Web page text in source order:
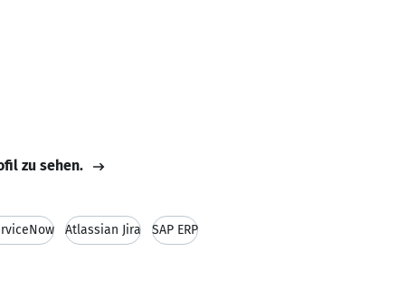
zu sehen.
Atlassian Jira SAP ERP